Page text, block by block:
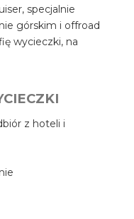
specjalnie
górskim i offroad
wycieczki, na
z hoteli i